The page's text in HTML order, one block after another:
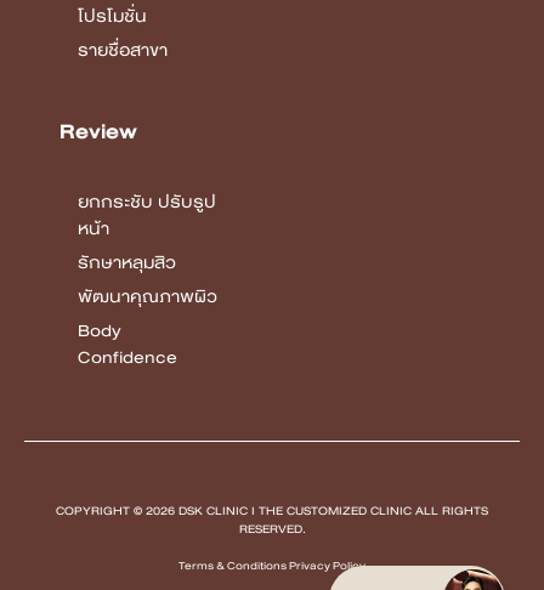
โปรโมชั่น
รายชื่อสาขา
Review
ยกกระชับ ปรับรูป
หน้า
รักษาหลุมสิว
พัฒนาคุณภาพผิว
Body
Confidence
COPYRIGHT © 2026 DSK CLINIC I THE CUSTOMIZED CLINICALL RIGHTS
RESERVED.
Terms & Conditions Privacy Policy